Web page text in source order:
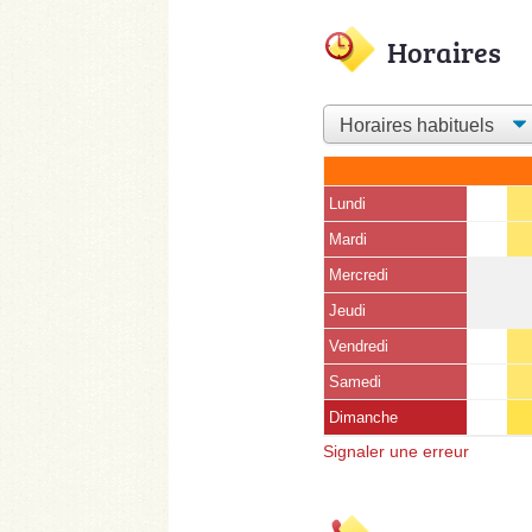
Horaires
Lundi
Mardi
Mercredi
Jeudi
Vendredi
Samedi
Dimanche
Signaler une erreur